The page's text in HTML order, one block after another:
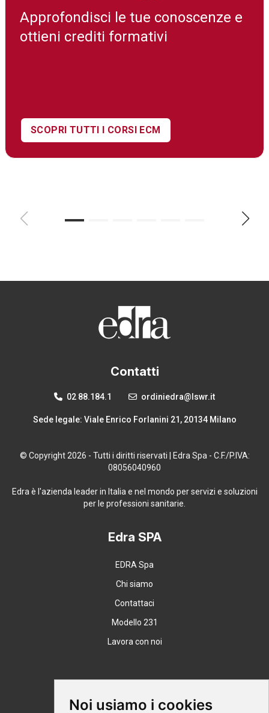
Noi usiamo i cookies
Approfondisci le tue conoscenze e
ottieni crediti formativi
SCOPRI TUTTI I CORSI ECM
Contatti
02 88.184.1 ordiniedra@lswr.it
Sede legale: Viale Enrico Forlanini 21, 20134 Milano
© Copyright 2026 - Tutti i diritti riservati | Edra Spa - C.F./P.IVA:
08056040960
Edra è l'azienda leader in Italia e nel mondo per servizi e soluzioni
per le professioni sanitarie.
Edra SPA
EDRA Spa
Chi siamo
Contattaci
Modello 231
Lavora con noi
Supporto